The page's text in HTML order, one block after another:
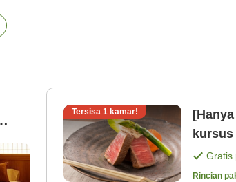
Tersisa 1 kamar!
Gratis
Rincian